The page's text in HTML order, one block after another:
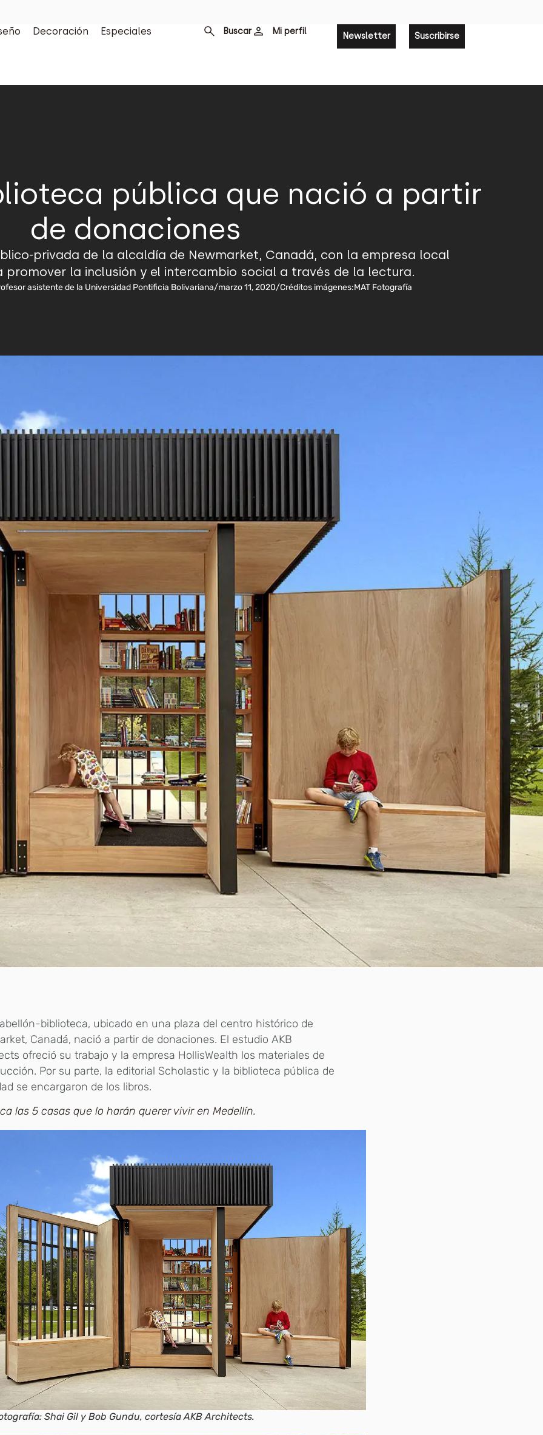
Decoración Especiales Buscar Mi perfil Newsletter Suscribirse
pública que nació a partir
de donaciones
privada de la alcaldía de Newmarket, Canadá, con la empresa local
promover la inclusión y el intercambio social a través de la lectura.
asistente de la Universidad Pontificia Bolivariana/marzo 11, 2020/Créditos imágenes:MAT Fotografía
biblioteca, ubicado en una plaza del centro histórico de
Canadá, nació a partir de donaciones. El estudio AKB
ofreció su trabajo y la empresa HollisWealth los materiales de
Por su parte, la editorial Scholastic y la biblioteca pública de
se encargaron de los libros.
las 5 casas que lo harán querer vivir en Medellín.
Shai Gil y Bob Gundu, cortesía AKB Architects.